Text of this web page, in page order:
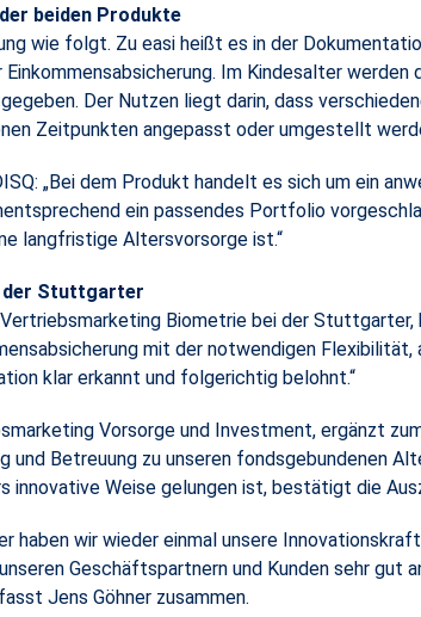
beiden Produkte
wie folgt. Zu easi heißt es in der
Im Kindesalter
Der Nutzen liegt darin, dass
Zeitpunkten angepasst oder umgestellt
„Bei dem Produkt handelt es sich um ein
ein passendes Portfolio
langfristige Altersvorsorge ist.“
der Stuttgarter
Biometrie bei der
mit der notwendigen
klar erkannt und folgerichtig belohnt.“
Vorsorge und Investment, ergänzt
Betreuung zu unseren fondsgebundenen
innovative Weise gelungen ist, bestätigt die
haben wir wieder einmal unsere
Geschäftspartnern und Kunden sehr gut
Jens Göhner zusammen.